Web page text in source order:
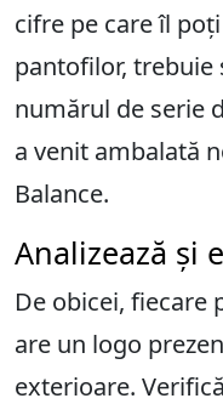
cifre pe care îl
pantofilor, trebuie
numărul de serie
a venit ambalată
Balance.
Analizează și
De obicei, fiecare
are un logo
exterioare.